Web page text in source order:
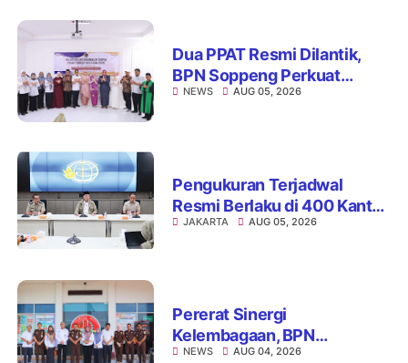
Dua PPAT Resmi Dilantik,
BPN Soppeng Perkuat
Pelayanan Pertanahan
NEWS AUG 05, 2026
Pengukuran Terjadwal
Resmi Berlaku di 400 Kantor
Pertanahan, ATR/BPN Jamin
JAKARTA AUG 05, 2026
Pererat Sinergi
Kelembagaan, BPN
Kabupaten Soppeng dan
NEWS AUG 04, 2026